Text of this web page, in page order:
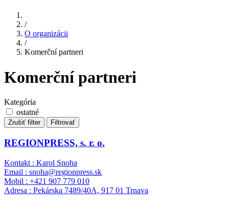
/
O organizácii
/
Komerční partneri
Komerční partneri
Kategória
ostatné
Zrušiť filter Filtrovať
REGIONPRESS, s. r. o.
Kontakt : Karol Snoha
Email : snoha@regionpress.sk
Mobil : +421 907 779 010
Adresa : Pekárska 7489/40A, 917 01 Trnava